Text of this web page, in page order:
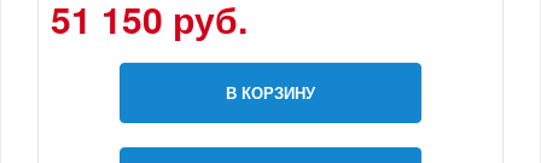
51 150 руб.
В КОРЗИНУ